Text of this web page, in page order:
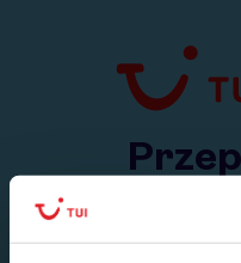
Przejdź do TUI.pl
Wysłaliśmy